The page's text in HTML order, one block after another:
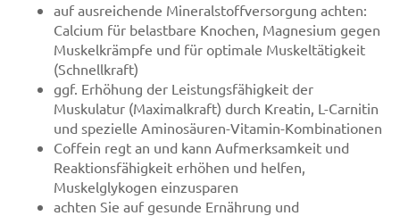
auf ausreichende Mineralstoffversorgung achten:
Calcium für belastbare Knochen, Magnesium gegen
Muskelkrämpfe und für optimale Muskeltätigkeit
(Schnellkraft)
ggf. Erhöhung der Leistungsfähigkeit der
Muskulatur (Maximalkraft) durch Kreatin, L-Carnitin
und spezielle Aminosäuren-Vitamin-Kombinationen
Coffein regt an und kann Aufmerksamkeit und
Reaktionsfähigkeit erhöhen und helfen,
Muskelglykogen einzusparen
achten Sie auf gesunde Ernährung und